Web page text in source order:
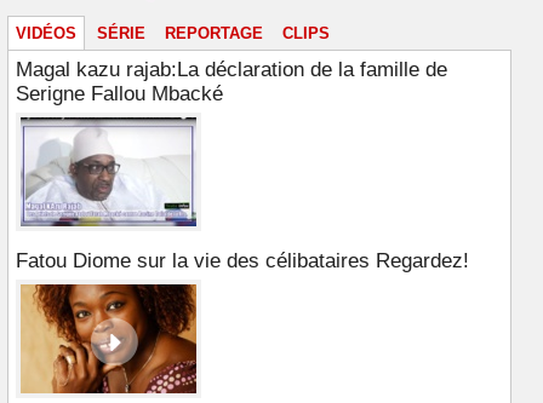
VIDÉOS SÉRIE REPORTAGE CLIPS
Magal kazu rajab:La déclaration de la famille de
Serigne Fallou Mbacké
Fatou Diome sur la vie des célibataires Regardez!